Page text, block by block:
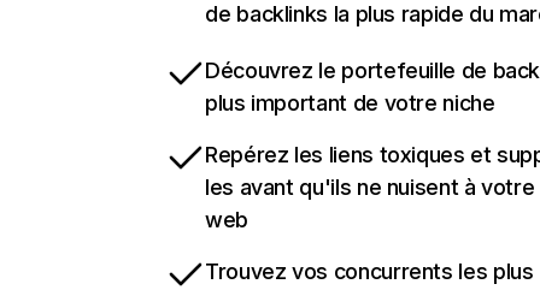
de backlinks la plus rapide du
Découvrez le portefeuille de
plus important de votre niche
Repérez les liens toxiques et
les avant qu'ils ne nuisent à
web
Trouvez vos concurrents les